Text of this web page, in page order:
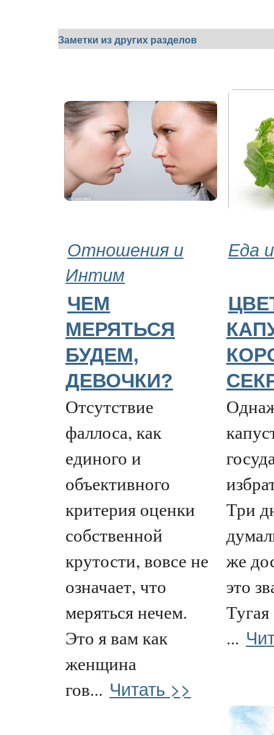
Заметки из других разделов
Отношения и
Интим
Еда
ЧЕМ
МЕРЯТЬСЯ
БУДЕМ,
ДЕВОЧКИ?
Отсутствие
фаллоса, как
единого и
объективного
критерия оценки
собственной
крутости, вовсе не
означает, что
меряться нечем.
Это я вам как
женщина
гов... Читать >>
Три
же
это
Тугая
...